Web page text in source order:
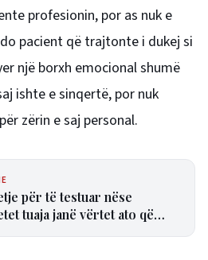
profesionin, por as nuk e
pacient që trajtonte i dukej si
një borxh emocional shumë
ishte e sinqertë, por nuk
zërin e saj personal.
për të testuar nëse
tuaja janë vërtet ato që